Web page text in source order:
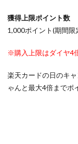
獲得上限ポイント数
1,000ポイント(期間限
※購入上限はダイヤ4
楽天カードの日のキ
ゃんと最大4倍までポ